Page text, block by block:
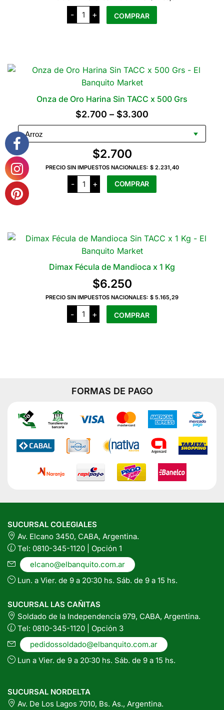
elegir
en
producto
-
Natural
POP
Rallado
+ COMPRAR
Onza de Oro Harina Sin TACC x 500 Grs
$2.700 – $3.300
de
precios:
$2.700
hasta
$2.700
PRECIO SIN IMPUESTOS NACIONALES: $ 2.231,40
-
Onza
de
Oro
Grs
cantidad
+ COMPRAR
varias
variantes.
Las
se
pueden
elegir
en
Dimax Fécula de Mandioca x 1 Kg
$6.250
PRECIO SIN IMPUESTOS NACIONALES: $ 5.165,29
-
Dimax
Fécula
de
+ COMPRAR
FORMAS DE PAGO
SUCURSAL COLEGIALES
Av. Elcano 3450, CABA, Argentina.
Tel: 0810-345-1120 | Opción 1
elcano@elbanquito.com.ar
Lun. a Vier. de 9 a 20:30 hs. Sáb. de 9 a 15 hs.
SUCURSAL LAS CAÑITAS
Soldado de la Independencia 979, CABA, Argentina.
Tel: 0810-345-1120 | Opción 3
pedidossoldado@elbanquito.com.ar
Lun a Vier. de 9 a 20:30 hs. Sáb. de 9 a 15 hs.
SUCURSAL NORDELTA
Av. De Los Lagos 7010, Bs. As., Argentina.